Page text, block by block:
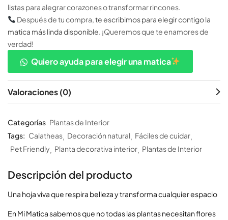
listas para alegrar corazones o transformar rincones.
Después de tu compra, te escribimos para elegir contigo la
matica más linda disponible. ¡Queremos que te enamores de
verdad!
Quiero ayuda para elegir una matica
Valoraciones (0)
Categorías Plantas de Interior
Tags: Calatheas Decoración natural
Fáciles de cuidar
Pet Friendly
Planta decorativa interior Plantas de Interior
Descripción del producto
Una hoja viva que respira belleza y transforma cualquier espacio
En Mi Matica sabemos que no todas las plantas necesitan flores